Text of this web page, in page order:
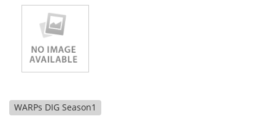
WARPs DIG Season1